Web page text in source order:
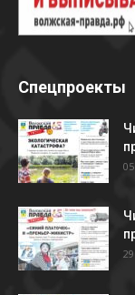
Спецпроекты